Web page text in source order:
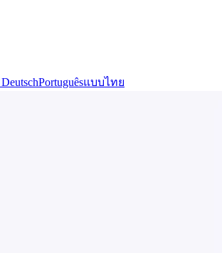
DeutschPortuguêsแบบไทย